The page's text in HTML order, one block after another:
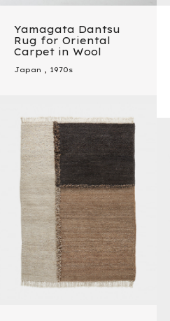
Yamagata Dantsu
Rug for Oriental
Carpet in Wool
Japan , 1970s